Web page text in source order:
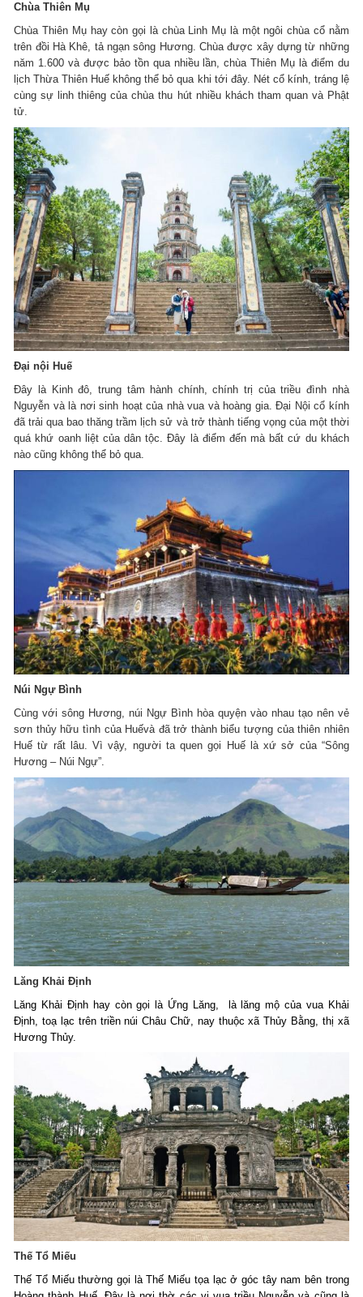
Chùa Thiên Mụ
Chùa Thiên Mụ hay còn gọi là chùa Linh Mụ là một ngôi chùa cổ nằm
trên đồi Hà Khê, tả ngạn sông Hương. Chùa được xây dựng từ những
năm 1.600 và được bảo tồn qua nhiều lần, chùa Thiên Mụ là điểm du
lịch Thừa Thiên Huế không thể bỏ qua khi tới đây. Nét cổ kính, tráng lệ
cùng sự linh thiêng của chùa thu hút nhiều khách tham quan và Phật
tử.
Đại nội Huế
Đây là Kinh đô, trung tâm hành chính, chính trị của triều đình nhà
Nguyễn và là nơi sinh hoạt của nhà vua và hoàng gia. Đại Nội cổ kính
đã trải qua bao thăng trầm lịch sử và trở thành tiếng vọng của một thời
quá khứ oanh liệt của dân tộc. Đây là điểm đến mà bất cứ du khách
nào cũng không thể bỏ qua.
Núi Ngự Bình
Cùng với sông Hương, núi Ngự Bình hòa quyện vào nhau tạo nên vẻ
sơn thủy hữu tình của Huếvà đã trở thành biểu tượng của thiên nhiên
Huế từ rất lâu. Vì vậy, người ta quen gọi Huế là xứ sở của “Sông
Hương – Núi Ngự”.
Lăng Khải Định
Lăng Khải Định hay còn gọi là Ứng Lăng, là lăng mộ của vua Khải
Định, toạ lạc trên triền núi Châu Chữ, nay thuộc xã Thủy Bằng, thị xã
Hương Thủy.
Thế Tổ Miếu
Thế Tổ Miếu thường gọi là Thế Miếu tọa lạc ở góc tây nam bên trong